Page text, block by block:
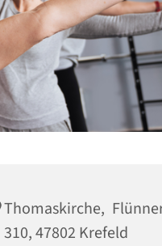
Thomaskirche,
310, 47802 Krefeld